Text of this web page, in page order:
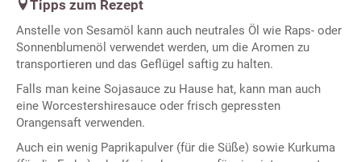
Tipps zum Rezept
Anstelle von Sesamöl kann auch neutrales Öl wie Raps- oder
Sonnenblumenöl verwendet werden, um die Aromen zu
transportieren und das Geflügel saftig zu halten.
Falls man keine Sojasauce zu Hause hat, kann man auch
eine Worcestershiresauce oder frisch gepressten
Orangensaft verwenden.
Auch ein wenig Paprikapulver (für die Süße) sowie Kurkuma